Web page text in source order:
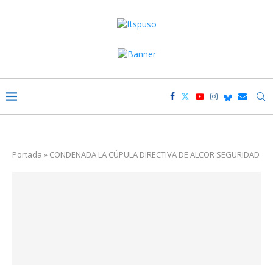
Portada » CONDENADA LA CÚPULA DIRECTIVA DE ALCOR SEGURIDAD